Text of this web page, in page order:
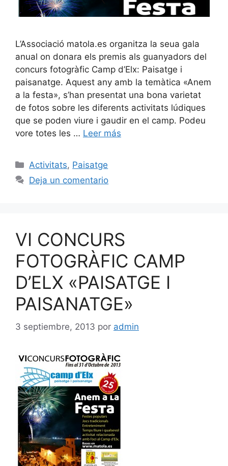
L’Associació matola.es organitza la seua gala
anual on donara els premis als guanyadors del
concurs fotogràfic Camp d’Elx: Paisatge i
paisanatge. Aquest any amb la temàtica «Anem
a la festa», s’han presentat una bona varietat
de fotos sobre les diferents activitats lúdiques
que se poden viure i gaudir en el camp. Podeu
vore totes les … Leer más
Categorías
Activitats, Paisatge
Deja un comentario
VI CONCURS
FOTOGRÀFIC CAMP
D’ELX «PAISATGE I
PAISANATGE»
3 septiembre, 2013 por admin